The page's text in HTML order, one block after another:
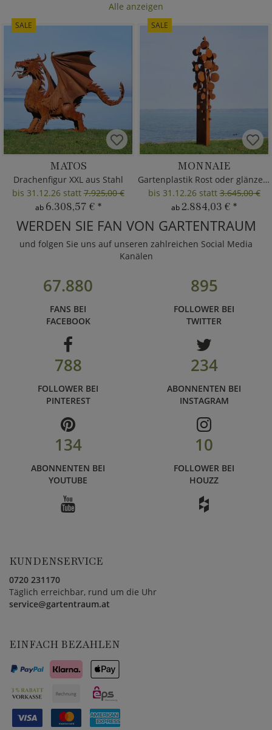
Alle anzeigen
SALE
MATOS
Drachenfigur XXL aus Stahl
bis 31.12.26 statt7.925,00 €
ab 6.308,57 € *
SALE
MONNAIE
Gartenplastik Rost oder glänzend
bis 31.12.26 statt3.645,00 €
ab2.884,03 € *
WERDEN SIE FAN VON GARTENTRAUM
und folgen Sie uns auf unseren zahlreichen Social Media
Kanälen
67.880
FANS BEI
FACEBOOK
895
FOLLOWER BEI
TWITTER
788
FOLLOWER BEI
PINTEREST
234
ABONNENTEN BEI
INSTAGRAM
134
ABONNENTEN BEI
YOUTUBE
10
FOLLOWER BEI
HOUZZ
KUNDENSERVICE
0720 231170
Täglich erreichbar, rund um die Uhr
service@gartentraum.at
EINFACH BEZAHLEN